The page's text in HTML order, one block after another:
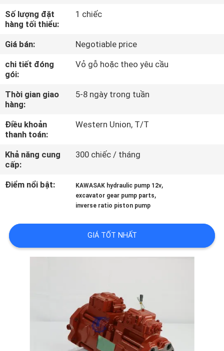
CHÚNG
TÔI
THAM
QUAN
NHÀ
MÁY
KIỂM
SOÁT
CHẤT
LIÊN
HỆ
Số lượng đặt
hàng tối thiểu:
1 chiếc
Giá bán:
Negotiable price
chi tiết đóng
gói:
Vỏ gỗ hoặc theo yêu cầu
Thời gian giao
hàng:
5-8 ngày trong tuần
Điều khoản
thanh toán:
Western Union, T/T
Khả năng cung
cấp:
300 chiếc / tháng
Điểm nổi bật: KAWASAK hydraulic pump 12v,
excavator gear pump parts,
inverse ratio piston pump
GIÁ TỐT NHẤT